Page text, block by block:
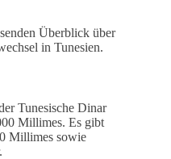
Überblick über
in Tunesien.
Tunesische Dinar
Millimes. Es gibt
Millimes sowie